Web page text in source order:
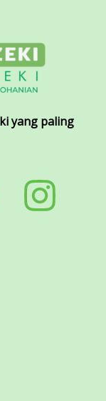
yang paling